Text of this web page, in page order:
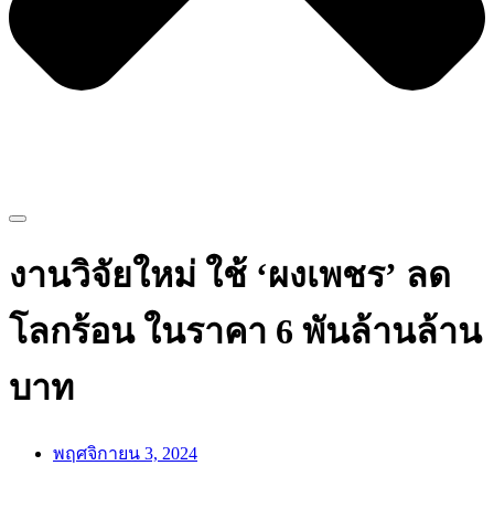
งานวิจัยใหม่ ใช้ ‘ผงเพชร’ ลด
โลกร้อน ในราคา 6 พันล้านล้าน
บาท
พฤศจิกายน 3, 2024